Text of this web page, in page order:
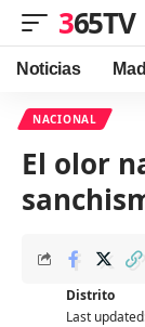
365TV
Noticias
NACIONAL
El olor
Last
Distrito